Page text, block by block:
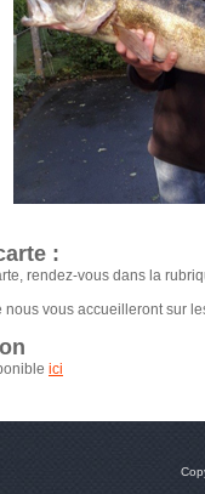
:
rendez-vous dans la
nous vous accueilleront sur
ici